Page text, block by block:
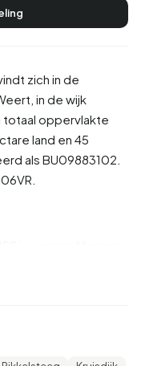
zich in de
, in de wijk
oppervlakte
land en 45
als BU09883102.
inwoners zijn 45
8,8% is gescheiden